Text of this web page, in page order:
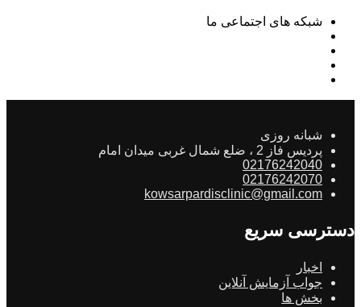
شبکه های اجتماعی ما
شبانه روزی
پردیس فاز 2 ، ضلع شمال غربی میدان امام
02176242040
02176242070
kowsarpardisclinic@gmail.com
دسترسی سریع
اخبار
جواب آزمایش آنلاین
بخش ها